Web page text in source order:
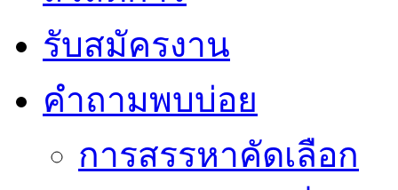
รับสมัครงาน
คำถามพบบ่อย
การสรรหาคัดเลือก